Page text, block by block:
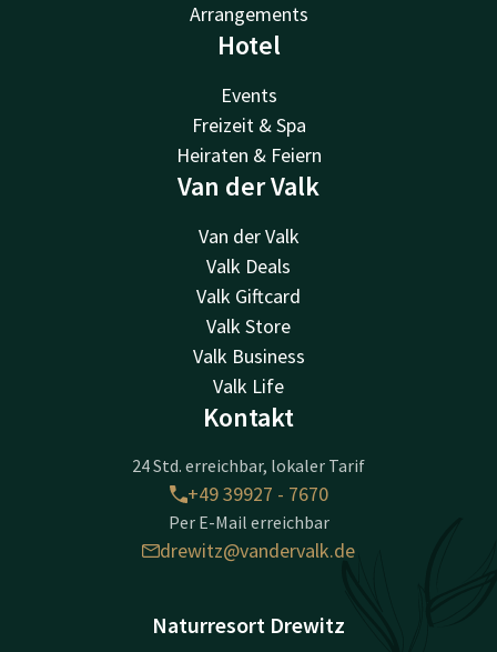
Arrangements
Hotel
Events
Freizeit & Spa
Heiraten & Feiern
Van der Valk
Van der Valk
Valk Deals
Valk Giftcard
Valk Store
Valk Business
Valk Life
Kontakt
24 Std. erreichbar, lokaler Tarif
+49 39927 - 7670
Per E-Mail erreichbar
drewitz@vandervalk.de
Naturresort Drewitz